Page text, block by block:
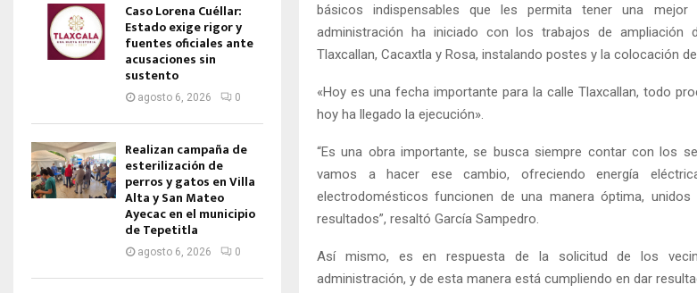
básicos indispensables que les permita tener una
administración ha iniciado con los trabajos de
Tlaxcallan, Cacaxtla y Rosa, instalando postes y la colocación
«Hoy es una fecha importante para la calle Tlaxcallan, todo
hoy ha llegado la ejecución».
“Es una obra importante, se busca siempre contar con los
vamos a hacer ese cambio, ofreciendo energía
electrodomésticos funcionen de una manera óptima,
resultados”, resaltó García Sampedro.
Así mismo, es en respuesta de la solicitud de los
administración, y de esta manera está cumpliendo en dar
Caso Lorena Cuéllar:
Estado exige rigor y
fuentes oficiales ante
acusaciones sin
sustento
agosto 6, 2026 0
Realizan campaña de
esterilización de
perros y gatos en Villa
Alta y San Mateo
Ayecac en el municipio
de Tepetitla
agosto 6, 2026 0